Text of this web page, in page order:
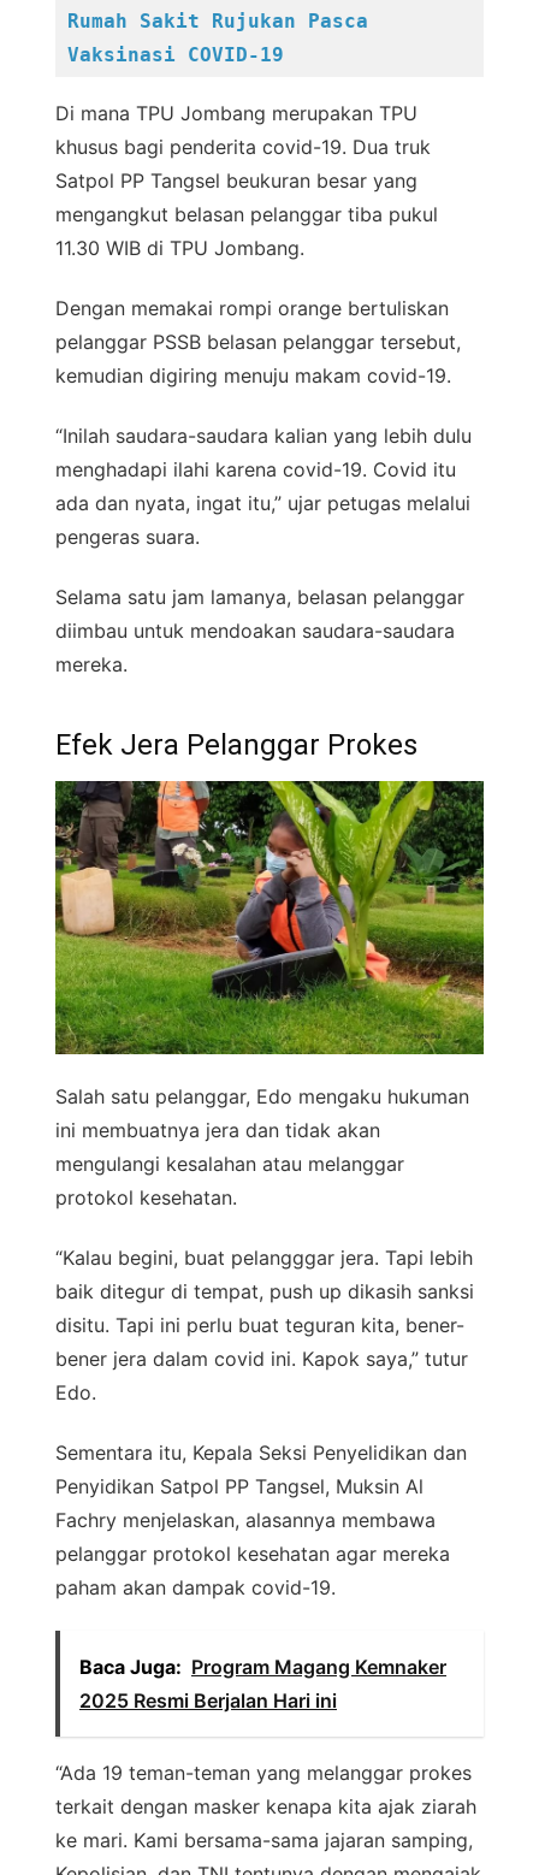
Rumah Sakit Rujukan Pasca
Vaksinasi COVID-19
Di mana TPU Jombang merupakan TPU
khusus bagi penderita covid-19. Dua truk
Satpol PP Tangsel beukuran besar yang
mengangkut belasan pelanggar tiba pukul
11.30 WIB di TPU Jombang.
Dengan memakai rompi orange bertuliskan
pelanggar PSSB belasan pelanggar tersebut,
kemudian digiring menuju makam covid-19.
“Inilah saudara-saudara kalian yang lebih dulu
menghadapi ilahi karena covid-19. Covid itu
ada dan nyata, ingat itu,” ujar petugas melalui
pengeras suara.
Selama satu jam lamanya, belasan pelanggar
diimbau untuk mendoakan saudara-saudara
mereka.
Efek Jera Pelanggar Prokes
Salah satu pelanggar, Edo mengaku hukuman
ini membuatnya jera dan tidak akan
mengulangi kesalahan atau melanggar
protokol kesehatan.
“Kalau begini, buat pelangggar jera. Tapi lebih
baik ditegur di tempat, push up dikasih sanksi
disitu. Tapi ini perlu buat teguran kita, bener-
bener jera dalam covid ini. Kapok saya,” tutur
Edo.
Sementara itu, Kepala Seksi Penyelidikan dan
Penyidikan Satpol PP Tangsel, Muksin Al
Fachry menjelaskan, alasannya membawa
pelanggar protokol kesehatan agar mereka
paham akan dampak covid-19.
Baca Juga: Program Magang Kemnaker
2025 Resmi Berjalan Hari ini
“Ada 19 teman-teman yang melanggar prokes
terkait dengan masker kenapa kita ajak ziarah
ke mari. Kami bersama-sama jajaran samping,